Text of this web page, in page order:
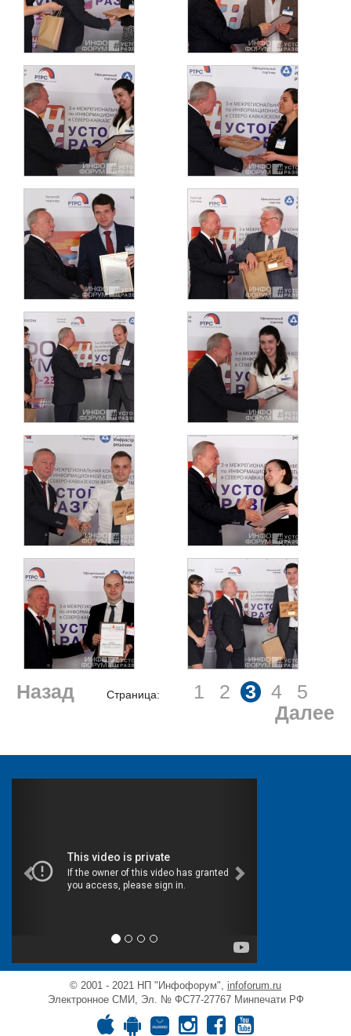
Страница:
Назад 1 2 3 4
5
Далее
© 2001 - 2021 НП "Инфофорум", infoforum.ru
Электронное СМИ, Эл. № ФС77-27767 Минпечати РФ